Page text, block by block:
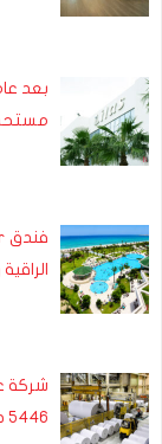
شركة
5446 طنا من ورق الكتاب المدرسي وتؤمّن كامل…